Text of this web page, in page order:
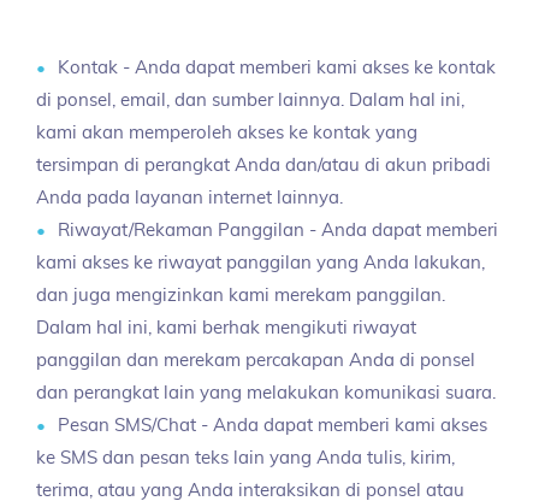
Kontak - Anda dapat memberi kami akses ke kontak
di ponsel, email, dan sumber lainnya. Dalam hal ini,
kami akan memperoleh akses ke kontak yang
tersimpan di perangkat Anda dan/atau di akun pribadi
Anda pada layanan internet lainnya.
Riwayat/Rekaman Panggilan - Anda dapat memberi
kami akses ke riwayat panggilan yang Anda lakukan,
dan juga mengizinkan kami merekam panggilan.
Dalam hal ini, kami berhak mengikuti riwayat
panggilan dan merekam percakapan Anda di ponsel
dan perangkat lain yang melakukan komunikasi suara.
Pesan SMS/Chat - Anda dapat memberi kami akses
ke SMS dan pesan teks lain yang Anda tulis, kirim,
terima, atau yang Anda interaksikan di ponsel atau